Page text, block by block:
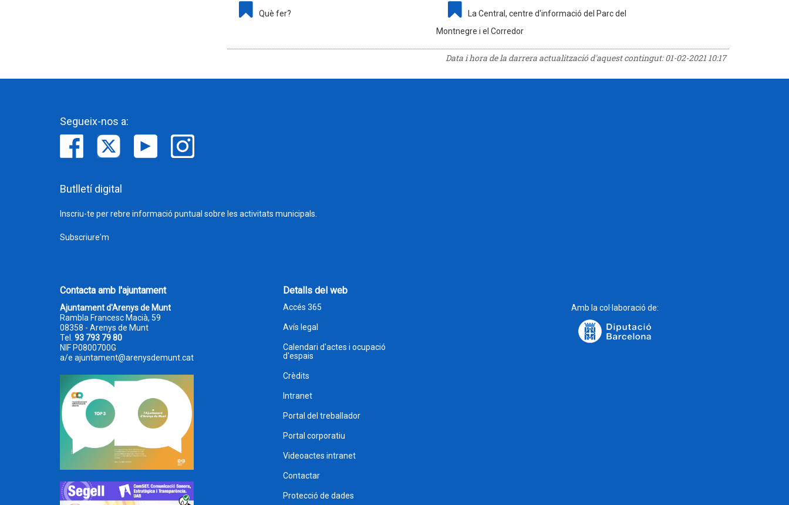
Què fer?
La Central, centre d'informació del Parc del
Montnegre i el Corredor
Data i hora de la darrera actualització d'aquest contingut:01-02-2021 10:17
Segueix-nos a:
Butlletí digital
Inscriu-te per rebre informació puntual sobre les activitats municipals.
Subscriure'm
Contacta amb l'ajuntament
Ajuntament d'Arenys de Munt
Rambla Francesc Macià, 59
08358 - Arenys de Munt
Tel. 93 793 79 80
NIF P0800700G
a/e ajuntament@arenysdemunt.cat
Detalls del web
Accés 365
Avís legal
Calendari d'actes i ocupació
d'espais
Crèdits
Intranet
Portal del treballador
Portal corporatiu
Videoactes intranet
Contactar
Protecció de dades
Amb la col·laboració de: